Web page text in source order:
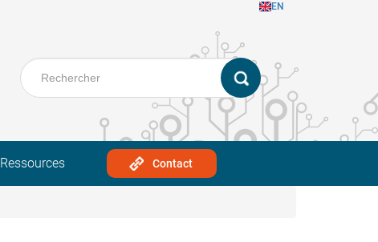
EN
Ressources Contact